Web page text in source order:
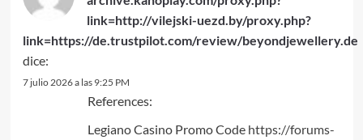
link=http://vilejski-uezd.by/proxy.php?
link=https://de.trustpilot.com/review/beyondjewellery.de
dice:
7 julio 2026 a las 9:25 PM
References:
Legiano Casino Promo Code https://forums-